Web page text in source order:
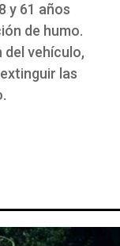
y 61 años
de humo.
vehículo,
las